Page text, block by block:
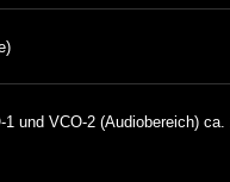
und VCO-2 (Audiobereich)